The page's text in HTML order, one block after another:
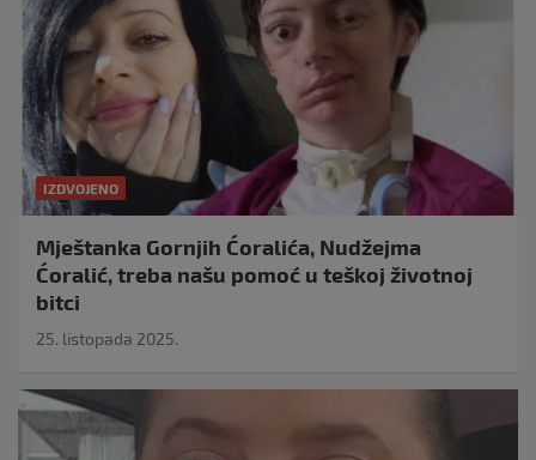
IZDVOJENO
Mještanka Gornjih Ćoralića, Nudžejma
Ćoralić, treba našu pomoć u teškoj životnoj
bitci
25. listopada 2025.